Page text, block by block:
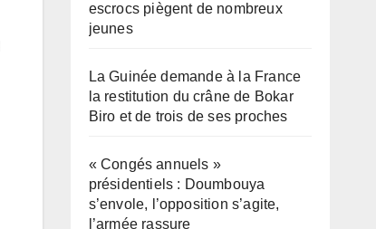
escrocs piègent de nombreux
jeunes
La Guinée demande à la France
la restitution du crâne de Bokar
Biro et de trois de ses proches
« Congés annuels »
présidentiels : Doumbouya
s’envole, l’opposition s’agite,
l’armée rassure